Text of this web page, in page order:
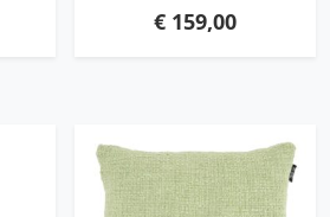
€ 159,00